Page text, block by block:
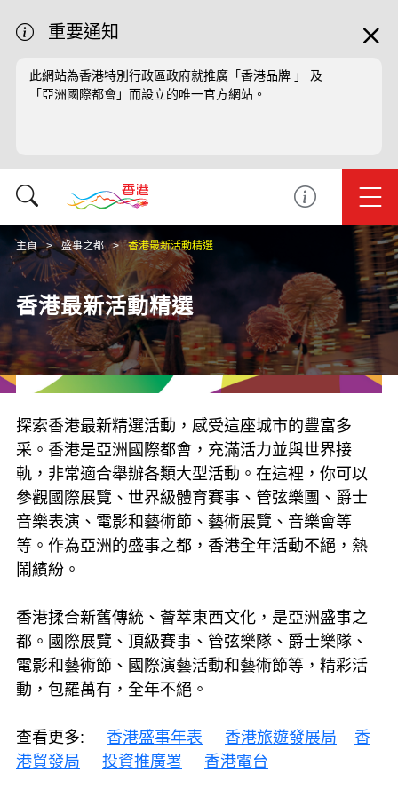
重要通知
此網站為香港特別行政區政府就推廣「香港品牌 」 及
「亞洲國際都會」而設立的唯一官方網站。
主頁 盛事之都 香港最新活動精選
香港最新活動精選
探索香港最新精選活動，感受這座城市的豐富多
采。香港是亞洲國際都會，充滿活力並與世界接
軌，非常適合舉辦各類大型活動。在這裡，你可以
參觀國際展覽、世界級體育賽事、管弦樂團、爵士
音樂表演、電影和藝術節、藝術展覽、音樂會等
等。作為亞洲的盛事之都，香港全年活動不絕，熱
鬧繽紛。
香港揉合新舊傳統、薈萃東西文化，是亞洲盛事之
都。國際展覽、頂級賽事、管弦樂隊、爵士樂隊、
電影和藝術節、國際演藝活動和藝術節等，精彩活
動，包羅萬有，全年不絕。
查看更多: 香港盛事年表 香港旅遊發展局
香
港貿發局
投資推廣署 香港電台